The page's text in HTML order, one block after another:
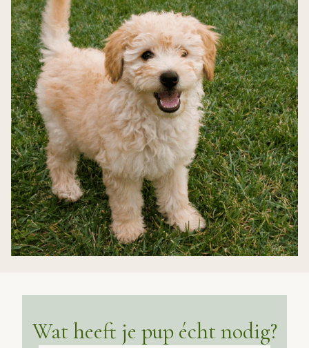
Wat heeft je pup écht nodig?